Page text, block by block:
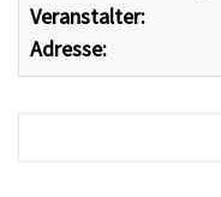
Veranstalter:
Adresse: